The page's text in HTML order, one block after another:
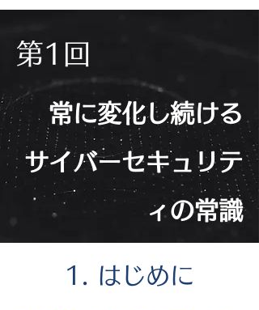
第1回
常に変化し続ける
サイバーセキュリテ
ィの常識
1. はじめに